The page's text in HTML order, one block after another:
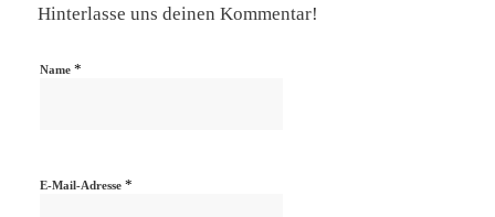
Hinterlasse uns deinen Kommentar!
Name *
E-Mail-Adresse *